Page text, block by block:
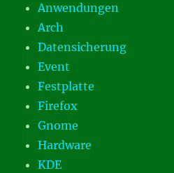
Anwendungen
Arch
Datensicherung
Event
Festplatte
Firefox
Gnome
Hardware
KDE